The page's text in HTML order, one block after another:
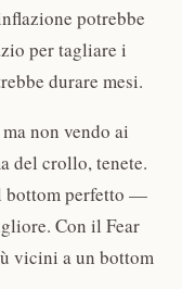
potrebbe
per tagliare i
durare mesi.
non vendo ai
del crollo, tenete.
bottom perfetto —
Con il Fear
vicini a un bottom